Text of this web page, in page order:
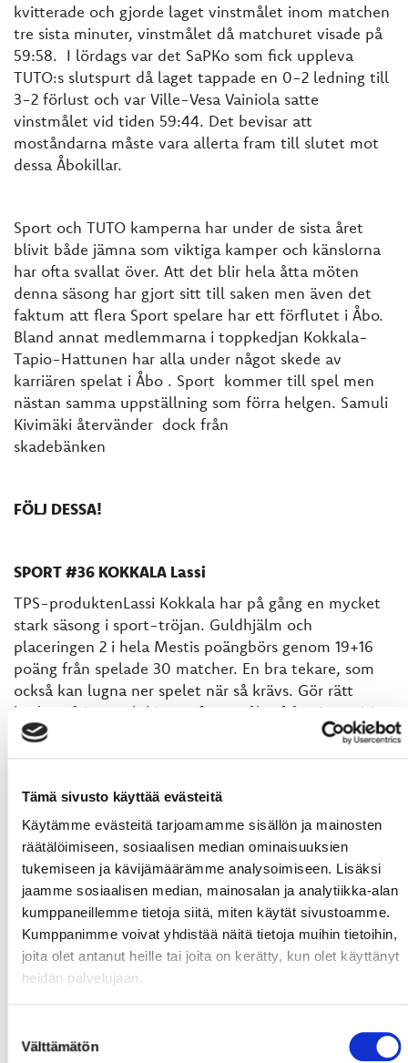
Tämä sivusto käyttää evästeitä
Käytämme evästeitä tarjoamamme sisällön ja mainosten
räätälöimiseen, sosiaalisen median ominaisuuksien
tukemiseen ja kävijämäärämme analysoimiseen. Lisäksi
jaamme sosiaalisen median, mainosalan ja analytiikka-alan
kumppaneillemme tietoja siitä, miten käytät sivustoamme.
Kumppanimme voivat yhdistää näitä tietoja muihin tietoihin,
joita olet antanut heille tai joita on kerätty, kun olet käyttänyt
heidän palvelujaan.
valinta
Välttämätön
kvitterade och gjorde laget vinstmålet inom matchen
tre sista minuter, vinstmålet då matchuret visade på
59:58. I lördags var det SaPKo som fick uppleva
TUTO:s slutspurt då laget tappade en 0-2 ledning till
3-2 förlust och var Ville-Vesa Vainiola satte
vinstmålet vid tiden 59:44. Det bevisar att
moståndarna måste vara allerta fram till slutet mot
dessa Åbokillar.
Sport och TUTO kamperna har under de sista året
blivit både jämna som viktiga kamper och känslorna
har ofta svallat över. Att det blir hela åtta möten
denna säsong har gjort sitt till saken men även det
faktum att flera Sport spelare har ett förflutet i Åbo.
Bland annat medlemmarna i toppkedjan Kokkala-
Tapio-Hattunen har alla under något skede av
karriären spelat i Åbo . Sport kommer till spel men
nästan samma uppställning som förra helgen. Samuli
Kivimäki återvänder dock från
skadebänken
FÖLJ DESSA!
SPORT #36 KOKKALA Lassi
TPS-produktenLassi Kokkala har på gång en mycket
stark säsong i sport-tröjan. Guldhjälm och
placeringen 2 i hela Mestis poängbörs genom 19+16
poäng från spelade 30 matcher. En bra tekare, som
också kan lugna ner spelet när så krävs. Gör rätt
beslut på isen och hittar oftast målet från sin position
på blåa linjen under powerplay spelet. Har även
hunnit med att representera TuTo i sex matcher
SPORT #41 AALTONEN Mikael
Inför denna säsong från TUTO till Vasa komna backen
har förbättrat sitt spel alltefter att säsongen
framskridit. En stark skridskoåkare samt tacklare som
inte räds hårda tag. Passar mycket bra som spelartyp
i dagens Sport. Producerade 21 poäng med
motståndarna under förra säsongen